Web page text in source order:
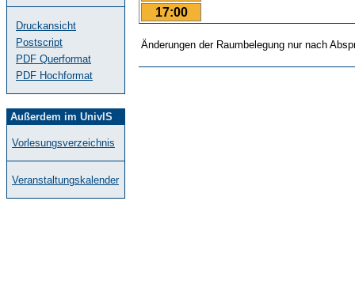
Druckansicht
Postscript
PDF Querformat
PDF Hochformat
Außerdem im UnivIS
Vorlesungsverzeichnis
Veranstaltungskalender
17:00
Änderungen der Raumbelegung nur nach